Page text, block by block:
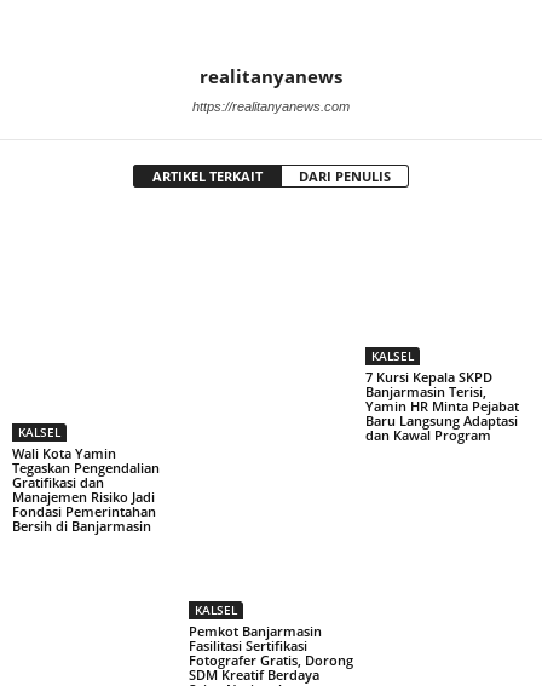
realitanyanews
https://realitanyanews.com
ARTIKEL TERKAIT DARI PENULIS
KALSEL
Wali Kota Yamin
Tegaskan Pengendalian
Gratifikasi dan
Manajemen Risiko Jadi
Fondasi Pemerintahan
Bersih di Banjarmasin
KALSEL
Pemkot Banjarmasin
Fasilitasi Sertifikasi
Fotografer Gratis, Dorong
SDM Kreatif Berdaya
KALSEL
7 Kursi Kepala SKPD
Banjarmasin Terisi,
Yamin HR Minta Pejabat
Baru Langsung Adaptasi
dan Kawal Program